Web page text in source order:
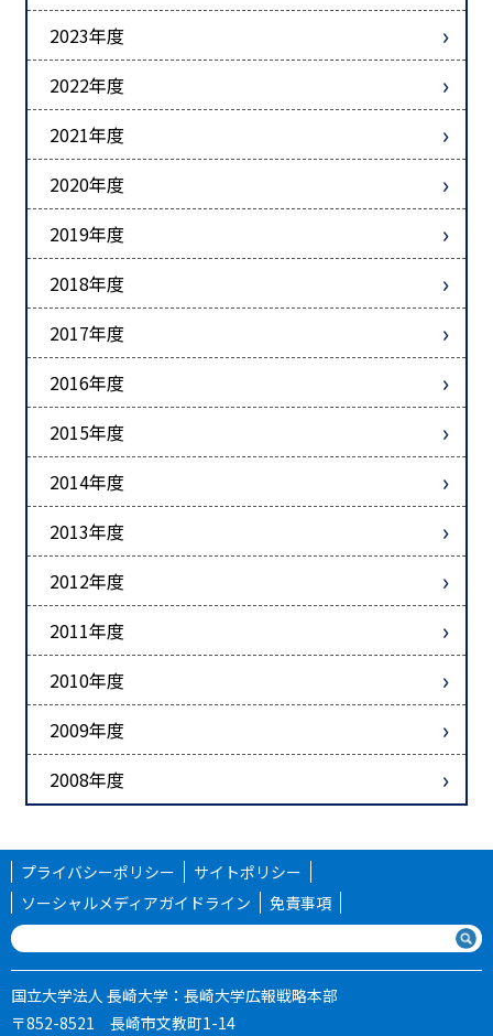
2023年度
2022年度
2021年度
2020年度
2019年度
2018年度
2017年度
2016年度
2015年度
2014年度
2013年度
2012年度
2011年度
2010年度
2009年度
2008年度
プライバシーポリシー
サイトポリシー
ソーシャルメディアガイドライン
免責事項
国立大学法人 長崎大学：長崎大学広報戦略本部
〒852-8521 長崎市文教町1-14